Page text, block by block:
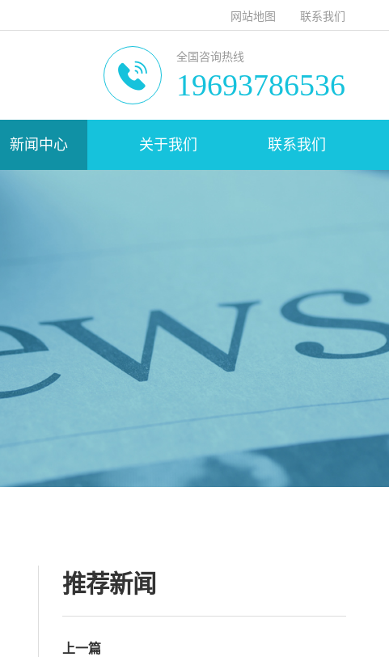
网站地图 联系我们
全国咨询热线
19693786536
新闻中心 关于我们 联系我们
推荐新闻
上一篇